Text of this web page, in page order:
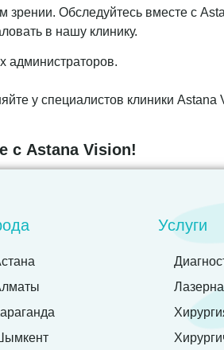
Обследуйтесь вместе с
в нашу клинику.
администраторов.
у специалистов клиники Astana
с Astana Vision!
Услуги